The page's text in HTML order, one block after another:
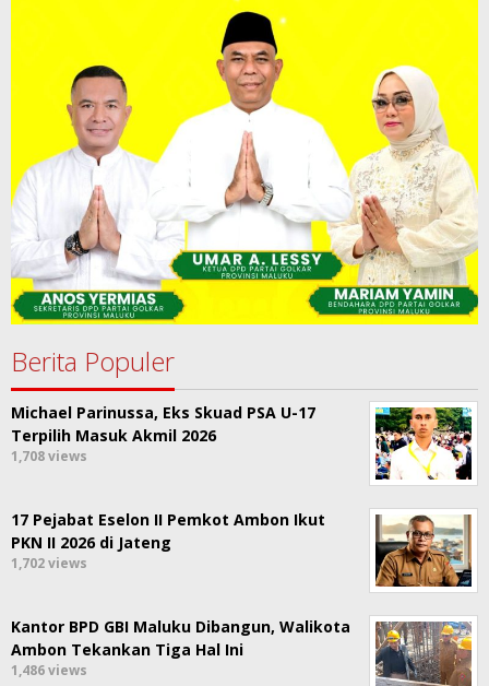
Berita Populer
Michael Parinussa, Eks Skuad PSA U-17
Terpilih Masuk Akmil 2026
1,708 views
17 Pejabat Eselon II Pemkot Ambon Ikut
PKN II 2026 di Jateng
1,702 views
Kantor BPD GBI Maluku Dibangun, Walikota
Ambon Tekankan Tiga Hal Ini
1,486 views